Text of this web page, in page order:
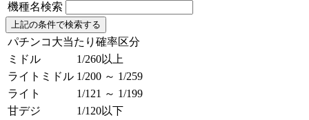
機種名検索
パチンコ大当たり確率区分
ミドル
1/260以上
ライトミドル 1/200 ～ 1/259
ライト
1/121 ～ 1/199
甘デジ
1/120以下